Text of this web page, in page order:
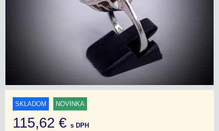
SKLADOM NOVINKA
115,62 € s DPH